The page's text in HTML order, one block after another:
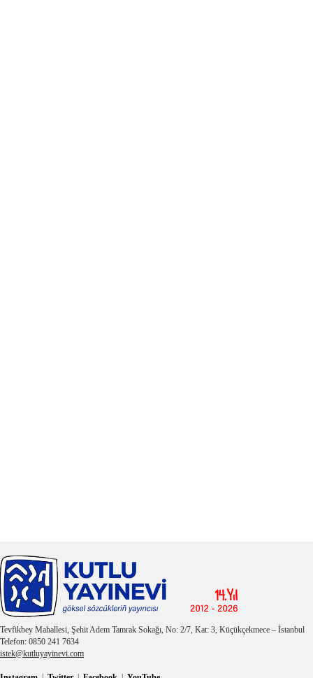
Tevfikbey Mahallesi, Şehit Adem Tamrak Sokağı, No: 2/7, Kat: 3, Küçükçekmece – İstanbul
Telefon: 0850 241 7634
istek@kutluyayinevi.com